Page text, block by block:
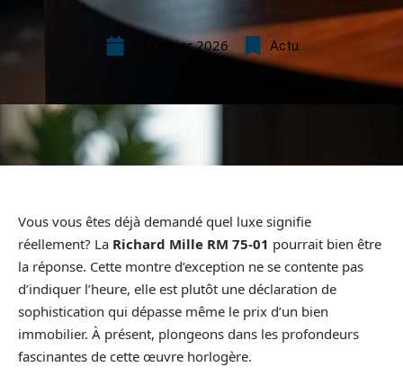
11 février 2026 Actu
Vous vous êtes déjà demandé quel luxe signifie
réellement? La Richard Mille RM 75-01 pourrait bien être
la réponse. Cette montre d’exception ne se contente pas
d’indiquer l’heure, elle est plutôt une déclaration de
sophistication qui dépasse même le prix d’un bien
immobilier. À présent, plongeons dans les profondeurs
fascinantes de cette œuvre horlogère.